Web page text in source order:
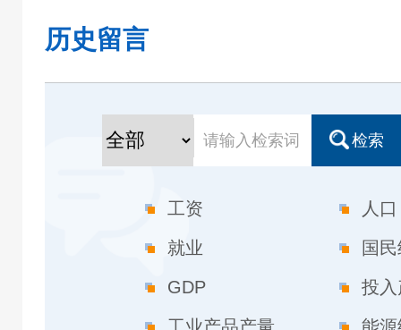
历史留言
检索
工资
人口
就业
国
GDP
投